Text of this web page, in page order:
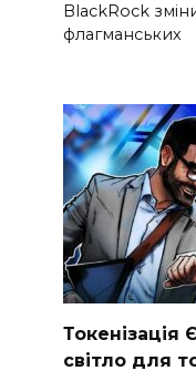
BlackRock
флагманських
Токенізація
світло для